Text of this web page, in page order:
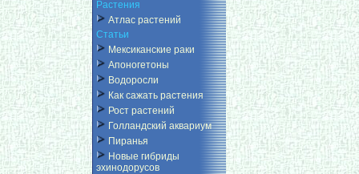
Растения
Атлас растений
Статьи
Мексиканские раки
Апоногетоны
Водоросли
Как сажать растения
Рост растений
Голландский аквариум
Пиранья
Новые гибриды
эхинодорусов